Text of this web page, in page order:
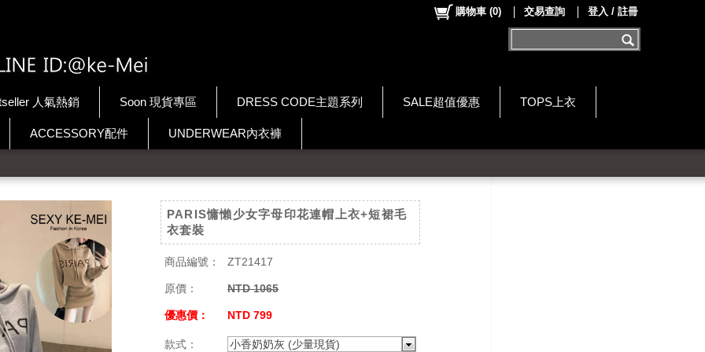
人氣熱銷 Soon 現貨專區 DRESS CODE主題系列 SALE超值優惠 TOPS上衣
ACCESSORY配件 UNDERWEAR內衣褲
購物車 (0) 交易查詢 登入 / 註冊
PARIS慵懶少女字母印花連帽上衣+短裙毛
衣套裝
商品編號： ZT21417
原價： NTD 1065
優惠價： NTD 799
款式： 小香奶奶灰 (少量現貨)